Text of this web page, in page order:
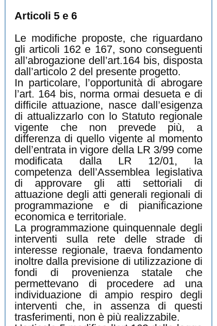
Articoli 5 e 6
Le modifiche proposte, che riguardano
gli articoli 162 e 167, sono conseguenti
all’abrogazione dell’art.164 bis, disposta
dall’articolo 2 del presente progetto.
In particolare, l’opportunità di abrogare
l’art. 164 bis, norma ormai desueta e di
difficile attuazione, nasce dall’esigenza
di attualizzarlo con lo Statuto regionale
vigente che non prevede più, a
differenza di quello vigente al momento
dell’entrata in vigore della LR 3/99 come
modificata dalla LR 12/01, la
competenza dell’Assemblea legislativa
di approvare gli atti settoriali di
attuazione degli atti generali regionali di
programmazione e di pianificazione
economica e territoriale.
La programmazione quinquennale degli
interventi sulla rete delle strade di
interesse regionale, traeva fondamento
inoltre dalla previsione di utilizzazione di
fondi di provenienza statale che
permettevano di procedere ad una
individuazione di ampio respiro degli
interventi che, in assenza di questi
trasferimenti, non è più realizzabile.